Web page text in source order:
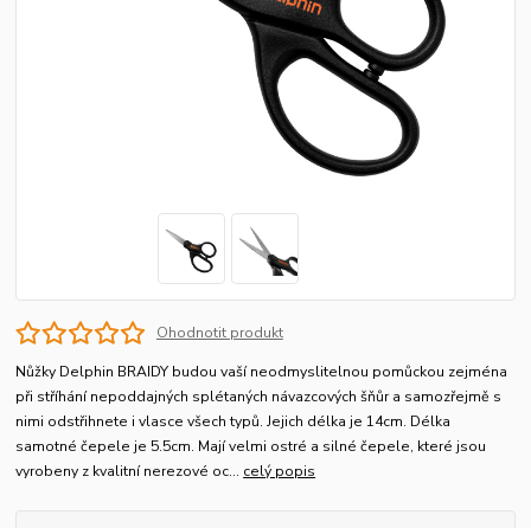
Ohodnotit produkt
Nůžky Delphin BRAIDY budou vaší neodmyslitelnou pomůckou zejména
při stříhání nepoddajných splétaných návazcových šňůr a samozřejmě s
nimi odstřihnete i vlasce všech typů. Jejich délka je 14cm. Délka
samotné čepele je 5.5cm. Mají velmi ostré a silné čepele, které jsou
vyrobeny z kvalitní nerezové oc... celý popis